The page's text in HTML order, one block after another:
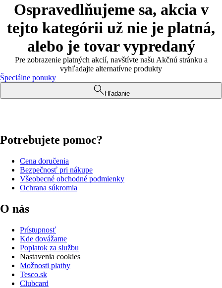
Ospravedlňujeme sa, akcia v
tejto kategórii už nie je platná,
alebo je tovar vypredaný
Pre zobrazenie platných akcií, navštívte našu Akčnú stránku a
vyhľadajte alternatívne produkty
Špeciálne ponuky
Hľadanie
Potrebujete pomoc?
Cena doručenia
Bezpečnosť pri nákupe
Všeobecné obchodné podmienky
Ochrana súkromia
O nás
Prístupnosť
Kde dovážame
Poplatok za službu
Nastavenia cookies
Možnosti platby
Tesco.sk
Clubcard